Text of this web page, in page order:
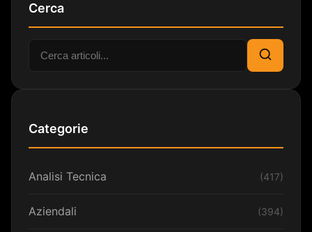
Cerca
Cerca:
Cerca
Categorie
Analisi Tecnica (417)
Aziendali (394)